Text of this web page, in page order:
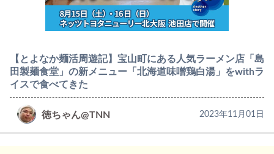
【とよなか麺活周遊記】宝山町にある人気ラーメン店「島
田製麺食堂」の新メニュー「北海道味噌鶏白湯」をwithラ
イスで食べてきた
徳ちゃん@TNN 2023年11月01日